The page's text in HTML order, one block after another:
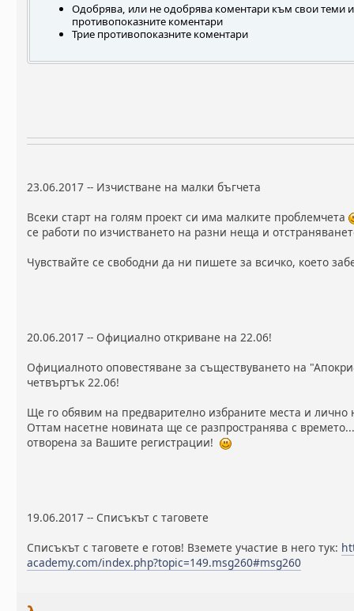
Одобрява, или не одобрява коментари към свои теми
противопоказните коментари
Трие противопоказните коментари
23.06.2017 -- Изчистване на малки бъгчета
Всеки старт на голям проект си има малките проблемчета
се работи по изчистването на разни неща и
Чувствайте се свободни да ни пишете за всичко, което
20.06.2017 -- Официално откриване на 22.06!
Официалното оповестяване за съществуването на
четвъртък 22.06!
Ще го обявим на предварително избраните места и лично
Оттам насетне новината ще се разпространява с
отворена за Вашите регистрации!
19.06.2017 -- Списъкът с таговете
Списъкът с таговете е готов! Вземете участие в него тук:
academy.com/index.php?topic=149.msg260#msg260